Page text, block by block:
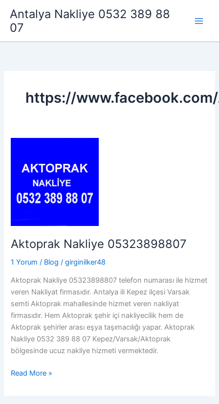
atlaAntalya Nakliye 0532 389 88
07
https://
Aktoprak Nakliye 05323898807
1 Yorum / Blog /girginilker48
Aktoprak Nakliye 05323898807 telefon numarası ile hizmet
veren Nakliyat firmasıdır. Antalya ili Kepez ilçesi Varsak
semti Aktoprak mahallesinde hizmet veren nakliyat
firmasıdır. Hem Aktoprak şehir içi nakliyecilik hem de
Aktoprak şehirler arası eşya taşımacılığı yapar. Aktoprak
Nakliye 0532 389 88 07 Kepez/Varsak/Aktoprak
bölgesinde ucuz nakliye hizmeti vermektedir.
Aktoprak
Read More »